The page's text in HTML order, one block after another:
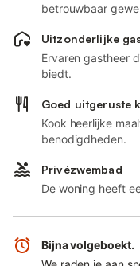
betrouwbaar
Uitzonderlijke
Ervaren gastheer
biedt.
Goed uitgeruste
Kook heerlijke
benodigdheden.
Privézwembad
De woning heeft
Bijna volgeboekt.